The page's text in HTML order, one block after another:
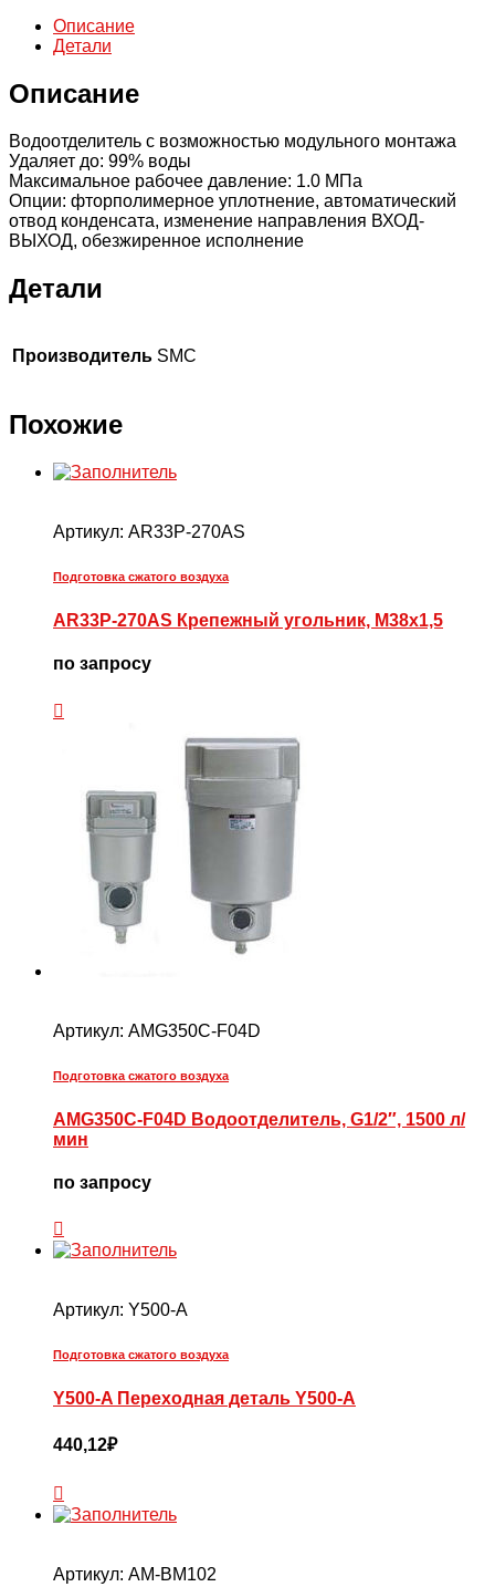
6000
Описание
Детали
Описание
Водоотделитель с возможностью модульного монтажа
Удаляет до: 99% воды
Максимальное рабочее давление: 1.0 МПа
Опции: фторполимерное уплотнение, автоматический
отвод конденсата, изменение направления ВХОД-
ВЫХОД, обезжиренное исполнение
Детали
Производитель SMC
Похожие
Артикул: AR33P-270AS
Подготовка сжатого воздуха
AR33P-270AS Крепежный угольник, M38x1,5
по запросу
Артикул: AMG350C-F04D
Подготовка сжатого воздуха
AMG350C-F04D Водоотделитель, G1/2″, 1500 л/
мин
по запросу
Артикул: Y500-A
Подготовка сжатого воздуха
Y500-A Переходная деталь Y500-A
440,12₽
Артикул: AM-BM102